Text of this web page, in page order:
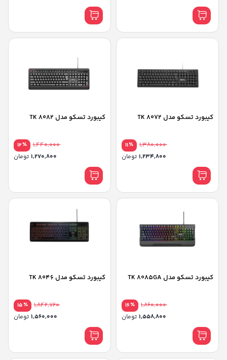
کیبورد تسکو مدل TK 8072
٪11
1,380,000
تومان
کیبورد تسکو مدل TK 8082
٪12
1,440,000
تومان
کیبورد تسکو مدل TK 8085GA
٪16
1,860,000
تومان
کیبورد تسکو مدل TK 8046
٪15
1,842,720
تومان